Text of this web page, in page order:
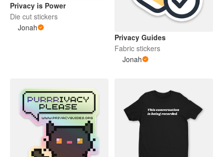
Privacy is Power
Die cut stickers
Jonah
Privacy Guides
Fabric stickers
Jonah